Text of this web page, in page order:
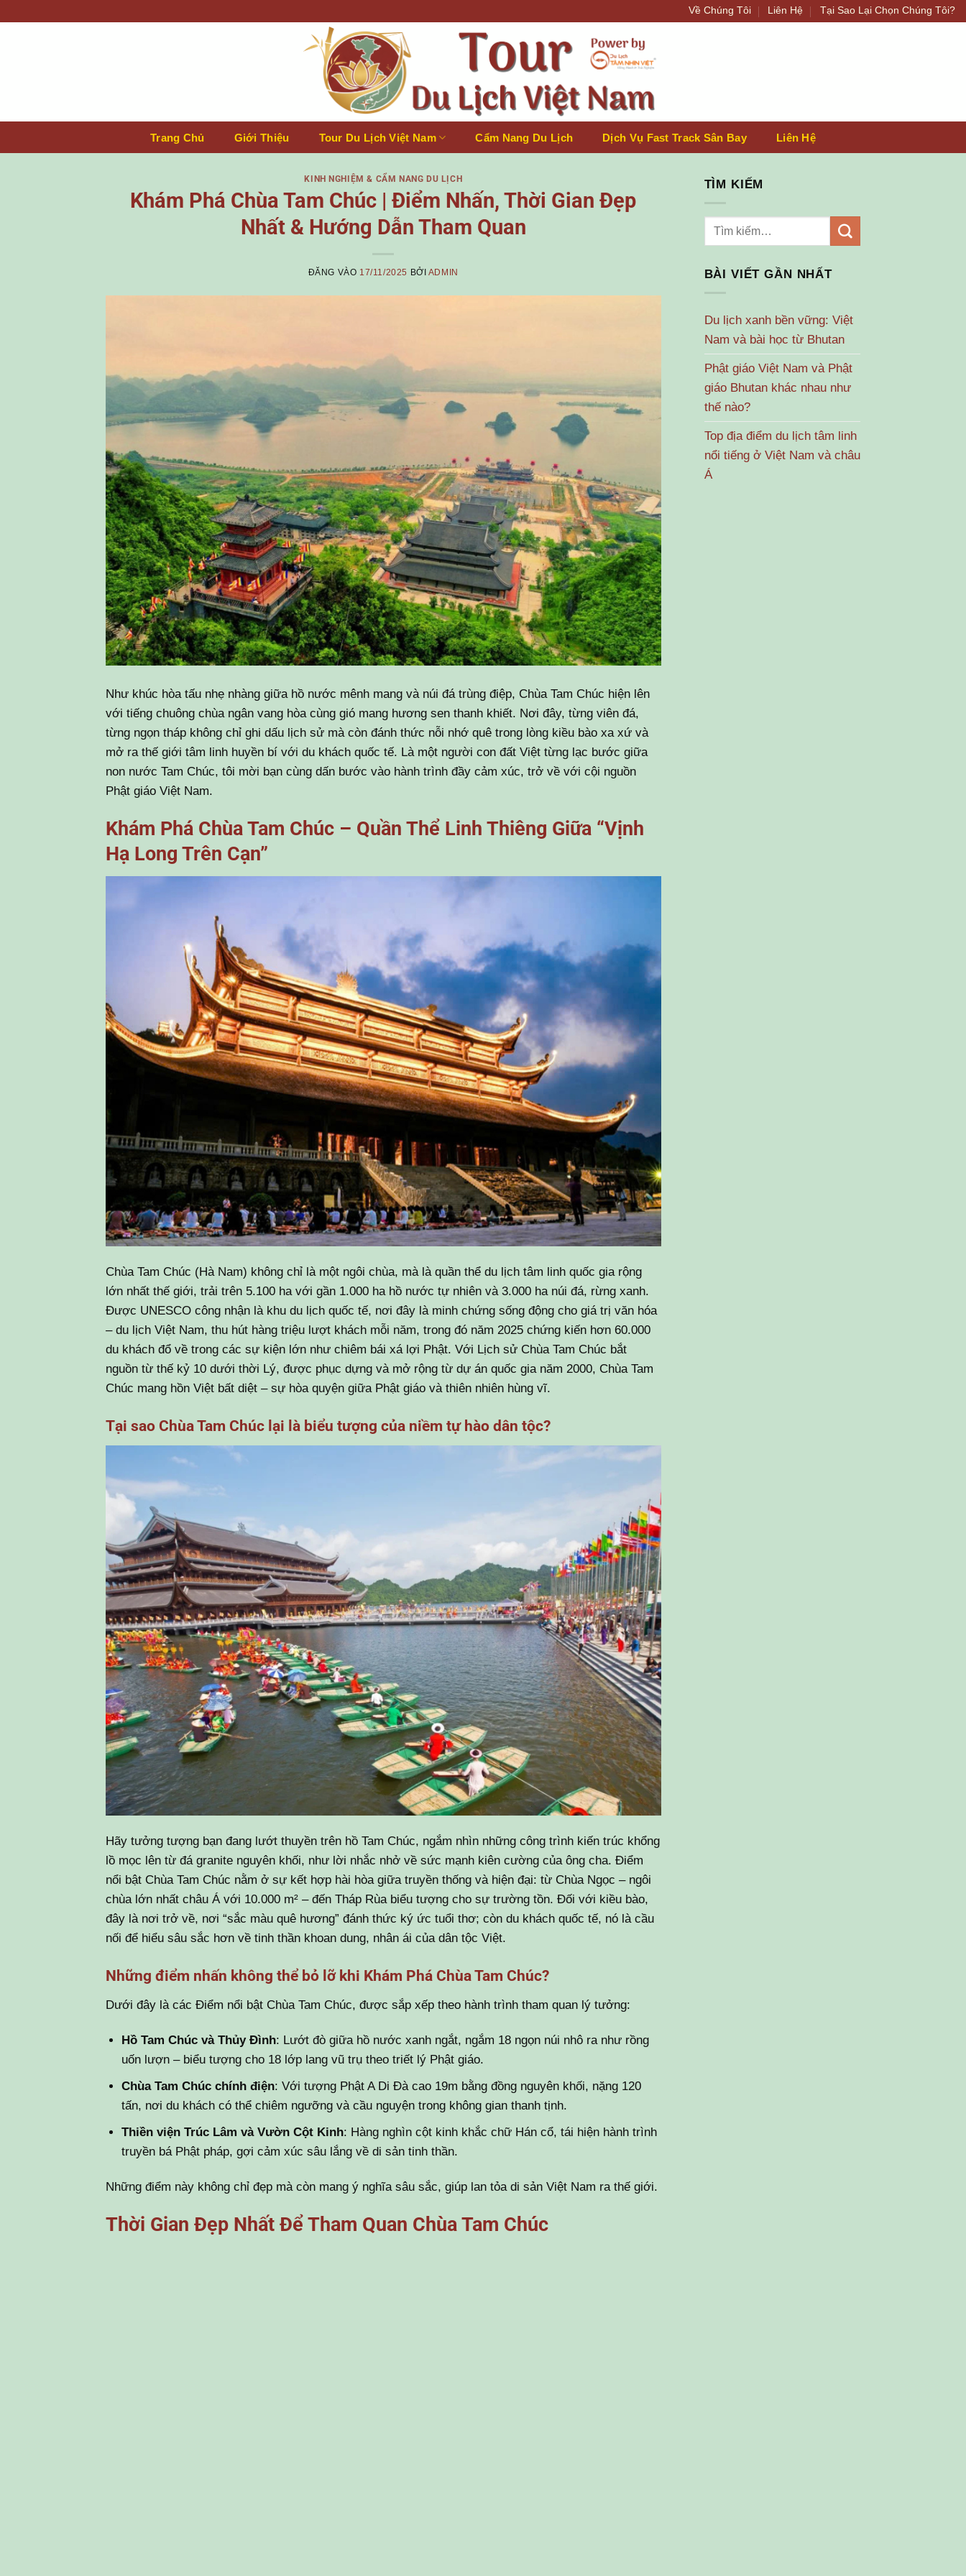
Về Chúng Tôi Liên Hệ Tại Sao Lại Chọn Chúng Tôi?
Trang Chủ Giới Thiệu Tour Du Lịch Việt Nam Cẩm Nang Du Lịch Dịch Vụ Fast Track Sân Bay Liên Hệ
KINH NGHIỆM & CẨM NANG DU LỊCH
Khám Phá Chùa Tam Chúc | Điểm Nhấn, Thời Gian Đẹp
Nhất & Hướng Dẫn Tham Quan
ĐĂNG VÀO 17/11/2025 BỞI ADMIN
Như khúc hòa tấu nhẹ nhàng giữa hồ nước mênh mang và núi đá trùng điệp, Chùa Tam Chúc hiện lên
với tiếng chuông chùa ngân vang hòa cùng gió mang hương sen thanh khiết. Nơi đây, từng viên đá,
từng ngọn tháp không chỉ ghi dấu lịch sử mà còn đánh thức nỗi nhớ quê trong lòng kiều bào xa xứ và
mở ra thế giới tâm linh huyền bí với du khách quốc tế. Là một người con đất Việt từng lạc bước giữa
non nước Tam Chúc, tôi mời bạn cùng dấn bước vào hành trình đầy cảm xúc, trở về với cội nguồn
Phật giáo Việt Nam.
Khám Phá Chùa Tam Chúc – Quần Thể Linh Thiêng Giữa “Vịnh
Hạ Long Trên Cạn”
Chùa Tam Chúc (Hà Nam) không chỉ là một ngôi chùa, mà là quần thể du lịch tâm linh quốc gia rộng
lớn nhất thế giới, trải trên 5.100 ha với gần 1.000 ha hồ nước tự nhiên và 3.000 ha núi đá, rừng xanh.
Được UNESCO công nhận là khu du lịch quốc tế, nơi đây là minh chứng sống động cho giá trị văn hóa
– du lịch Việt Nam, thu hút hàng triệu lượt khách mỗi năm, trong đó năm 2025 chứng kiến hơn 60.000
du khách đổ về trong các sự kiện lớn như chiêm bái xá lợi Phật. Với Lịch sử Chùa Tam Chúc bắt
nguồn từ thế kỷ 10 dưới thời Lý, được phục dựng và mở rộng từ dự án quốc gia năm 2000, Chùa Tam
Chúc mang hồn Việt bất diệt – sự hòa quyện giữa Phật giáo và thiên nhiên hùng vĩ.
Tại sao Chùa Tam Chúc lại là biểu tượng của niềm tự hào dân tộc?
Hãy tưởng tượng bạn đang lướt thuyền trên hồ Tam Chúc, ngắm nhìn những công trình kiến trúc khổng
lồ mọc lên từ đá granite nguyên khối, như lời nhắc nhở về sức mạnh kiên cường của ông cha. Điểm
nổi bật Chùa Tam Chúc nằm ở sự kết hợp hài hòa giữa truyền thống và hiện đại: từ Chùa Ngọc – ngôi
chùa lớn nhất châu Á với 10.000 m² – đến Tháp Rùa biểu tượng cho sự trường tồn. Đối với kiều bào,
đây là nơi trở về, nơi “sắc màu quê hương” đánh thức ký ức tuổi thơ; còn du khách quốc tế, nó là cầu
nối để hiểu sâu sắc hơn về tinh thần khoan dung, nhân ái của dân tộc Việt.
Những điểm nhấn không thể bỏ lỡ khi Khám Phá Chùa Tam Chúc?
Dưới đây là các Điểm nổi bật Chùa Tam Chúc, được sắp xếp theo hành trình tham quan lý tưởng:
Hồ Tam Chúc và Thủy Đình: Lướt đò giữa hồ nước xanh ngắt, ngắm 18 ngọn núi nhô ra như rồng
uốn lượn – biểu tượng cho 18 lớp lang vũ trụ theo triết lý Phật giáo.
Chùa Tam Chúc chính điện: Với tượng Phật A Di Đà cao 19m bằng đồng nguyên khối, nặng 120
tấn, nơi du khách có thể chiêm ngưỡng và cầu nguyện trong không gian thanh tịnh.
Thiền viện Trúc Lâm và Vườn Cột Kinh: Hàng nghìn cột kinh khắc chữ Hán cổ, tái hiện hành trình
truyền bá Phật pháp, gợi cảm xúc sâu lắng về di sản tinh thần.
Những điểm này không chỉ đẹp mà còn mang ý nghĩa sâu sắc, giúp lan tỏa di sản Việt Nam ra thế giới.
Thời Gian Đẹp Nhất Để Tham Quan Chùa Tam Chúc
TÌM KIẾM
BÀI VIẾT GẦN NHẤT
Du lịch xanh bền vững: Việt
Nam và bài học từ Bhutan
Phật giáo Việt Nam và Phật
giáo Bhutan khác nhau như
thế nào?
Top địa điểm du lịch tâm linh
nổi tiếng ở Việt Nam và châu
Á